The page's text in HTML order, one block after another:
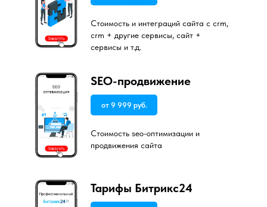
Стоимость и интеграций сайта с crm,
crm + другие сервисы, сайт +
сервисы и т.д.
от 9 999 руб.
Стоимость seo-оптимизации и
продвижения сайта
SEO-продвижение
Тарифы Битрикс24